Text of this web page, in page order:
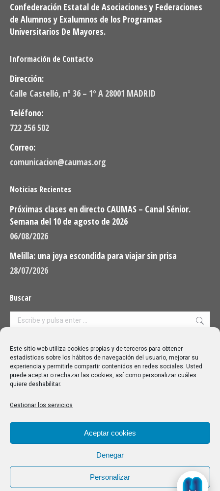
Este sitio web utiliza cookies propias y de terceros para obtener
estadísticas sobre los hábitos de navegación del usuario, mejorar su
experiencia y permitirle compartir contenidos en redes sociales. Usted
puede aceptar o rechazar las cookies, así como personalizar cuáles
quiere deshabilitar.
Gestionar los servicios
Aceptar cookies
Denegar
Personalizar
Confederación Estatal de Asociaciones y Federaciones
de Alumnos y Exalumnos de los Programas
Universitarios De Mayores.
Información de Contacto
Dirección:
Calle Castelló, nº 36 – 1º A 28001 MADRID
Teléfono:
722 256 502
Correo:
comunicacion@caumas.org
Noticias Recientes
Próximas clases en directo CAUMAS – Canal Sénior.
Semana del 10 de agosto de 2026
06/08/2026
Melilla: una joya escondida para viajar sin prisa
28/07/2026
Buscar
Buscar:
Aviso Legal|Política de privacidad|Política de cookies